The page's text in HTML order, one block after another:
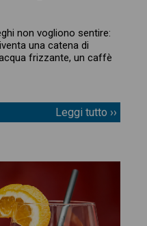
non vogliono sentire:
una catena di
frizzante, un caffè
Leggi tutto ››